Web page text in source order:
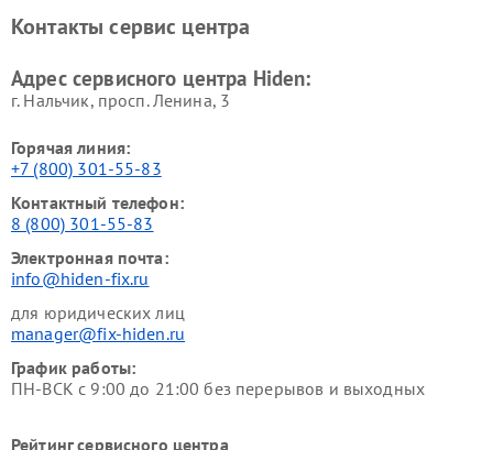
Контакты сервис центра
Адрес сервисного центра Hiden:
г. Нальчик, просп. Ленина, 3
Горячая линия:
+7 (800) 301-55-83
Контактный телефон:
8 (800) 301-55-83
Электронная почта:
info@hiden-fix.ru
для юридических лиц
manager@fix-hiden.ru
График работы:
ПН-ВСК с 9:00 до 21:00 без перерывов и выходных
Рейтинг сервисного центра